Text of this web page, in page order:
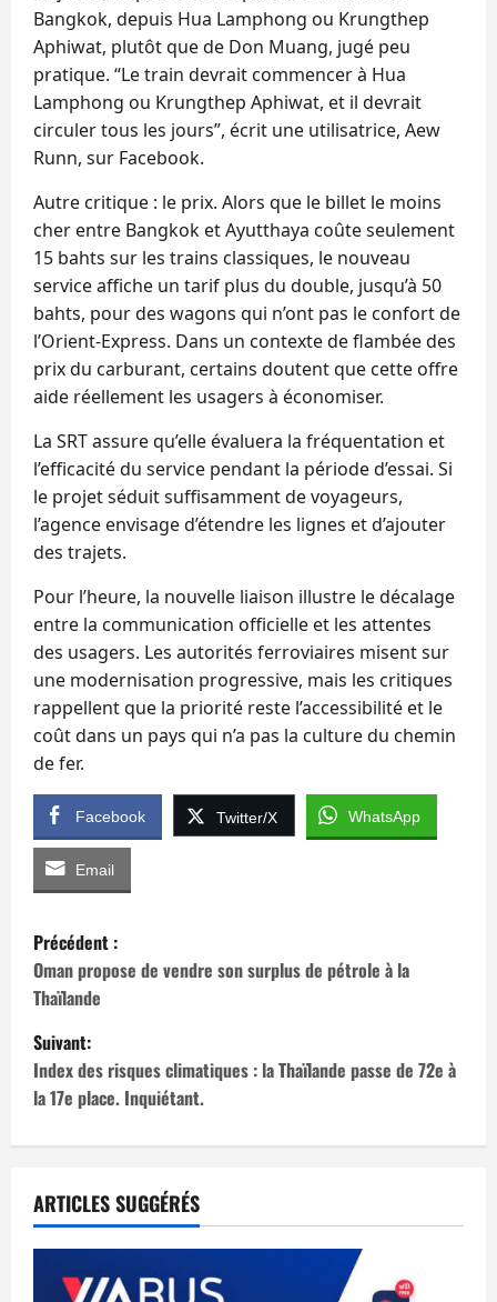
Bangkok, depuis Hua Lamphong ou Krungthep
Aphiwat, plutôt que de Don Muang, jugé peu
pratique. “Le train devrait commencer à Hua
Lamphong ou Krungthep Aphiwat, et il devrait
circuler tous les jours”, écrit une utilisatrice, Aew
Runn, sur Facebook.
Autre critique : le prix. Alors que le billet le moins
cher entre Bangkok et Ayutthaya coûte seulement
15 bahts sur les trains classiques, le nouveau
service affiche un tarif plus du double, jusqu’à 50
bahts, pour des wagons qui n’ont pas le confort de
l’Orient-Express. Dans un contexte de flambée des
prix du carburant, certains doutent que cette offre
aide réellement les usagers à économiser.
La SRT assure qu’elle évaluera la fréquentation et
l’efficacité du service pendant la période d’essai. Si
le projet séduit suffisamment de voyageurs,
l’agence envisage d’étendre les lignes et d’ajouter
des trajets.
Pour l’heure, la nouvelle liaison illustre le décalage
entre la communication officielle et les attentes
des usagers. Les autorités ferroviaires misent sur
une modernisation progressive, mais les critiques
rappellent que la priorité reste l’accessibilité et le
coût dans un pays qui n’a pas la culture du chemin
de fer.
Facebook Twitter/X WhatsApp
Email
N
a
v
i
g
t
i
Précédent :
Oman propose de vendre son surplus de pétrole à la
Thaïlande
Suivant:
Index des risques climatiques : la Thaïlande passe de 72e à
la 17e place. Inquiétant.
ARTICLES SUGGÉRÉS